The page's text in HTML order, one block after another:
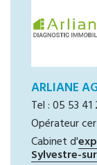
ARLIANE
Tel : 05 53
Opérateur
Cabinet d'
Sylvestre-